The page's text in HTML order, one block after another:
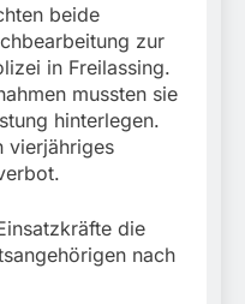
beide
zur
in Freilassing.
mussten sie
hinterlegen.
vierjähriges
die
nach